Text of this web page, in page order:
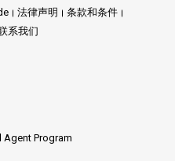
法律声明
条款和条件
系我们
Agent Program